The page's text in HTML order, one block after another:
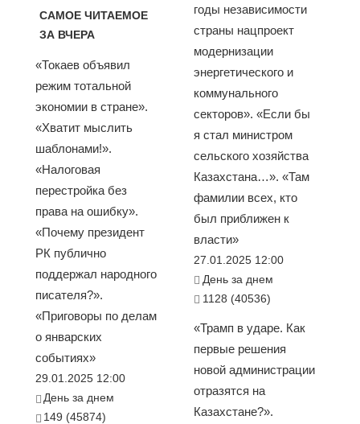
САМОЕ ЧИТАЕМОЕ
ЗА ВЧЕРА
«Токаев объявил
режим тотальной
экономии в стране».
«Хватит мыслить
шаблонами!».
«Налоговая
перестройка без
права на ошибку».
«Почему президент
РК публично
поддержал народного
писателя?».
«Приговоры по делам
о январских
событиях»
29.01.2025 12:00
День за днем
149 (45874)
годы независимости
страны нацпроект
модернизации
энергетического и
коммунального
секторов». «Если бы
я стал министром
сельского хозяйства
Казахстана…». «Там
фамилии всех, кто
был приближен к
власти»
27.01.2025 12:00
День за днем
1128 (40536)
«Трамп в ударе. Как
первые решения
новой администрации
отразятся на
Казахстане?».